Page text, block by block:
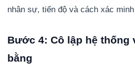
nhân sự, tiến độ và cách xác
Bước 4: Cô lập hệ thống
bằng